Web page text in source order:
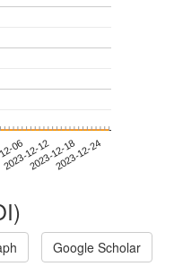
06
2023-12-122023-12-182023-12-24
Google Scholar